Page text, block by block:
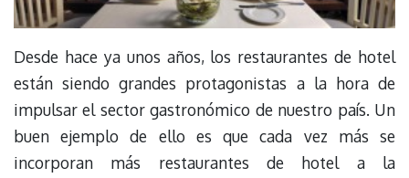
Desde hace ya unos años, los restaurantes de hotel
están siendo grandes protagonistas a la hora de
impulsar el sector gastronómico de nuestro país. Un
buen ejemplo de ello es que cada vez más se
incorporan más restaurantes de hotel a la